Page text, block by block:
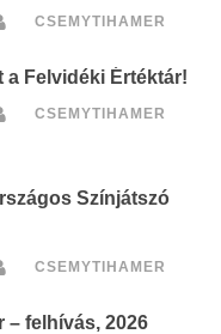
CSEMYTIHAMER
a Felvidéki Értéktár!
CSEMYTIHAMER
Színjátszó
CSEMYTIHAMER
– felhívás, 2026